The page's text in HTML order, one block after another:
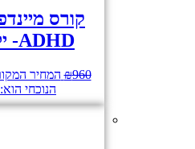
קורס
ADHD- ילדים ומתבגרים
₪960 המחיר המקורי
הנוכחי הוא: ₪499.